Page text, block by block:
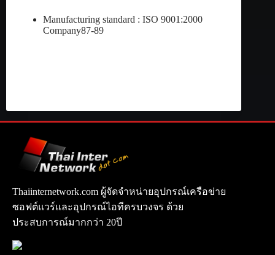
Manufacturing standard : ISO 9001:2000
Company87-89
Thaiinternetwork.com ผู้จัดจำหน่ายอุปกรณ์เครือข่าย
ซอฟต์แวร์และอุปกรณ์ไอทีครบวงจร ด้วย
ประสบการณ์มากกว่า 20ปี